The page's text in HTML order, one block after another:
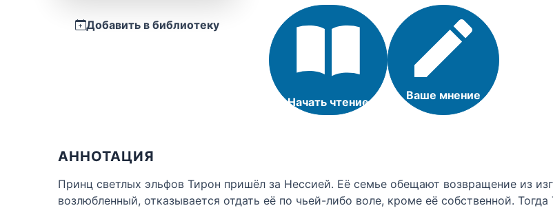
Добавить в библиотеку
Начать чтение Ваше мнение
АННОТАЦИЯ
Принц светлых эльфов Тирон пришёл за Нессией. Её семье обещают возвращение из
возлюбленный, отказывается отдать её по чьей-либо воле, кроме её собственной.